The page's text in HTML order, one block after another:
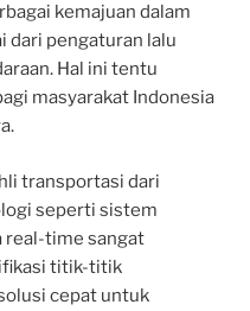
kemajuan dalam
dari pengaturan lalu
Hal ini tentu
masyarakat Indonesia
transportasi dari
seperti sistem
real-time sangat
titik-titik
cepat untuk